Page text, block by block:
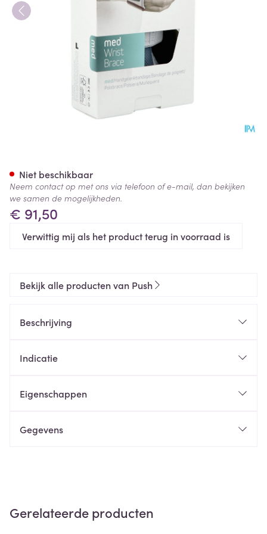
€ 91,50
Verwittig mij als het product terug in voorraad is
Niet beschikbaar
Neem contact op met ons via telefoon of e-mail, dan bekijken
we samen de mogelijkheden.
Bekijk alle producten van Push
Beschrijving
Indicatie
Eigenschappen
Gegevens
Gerelateerde producten